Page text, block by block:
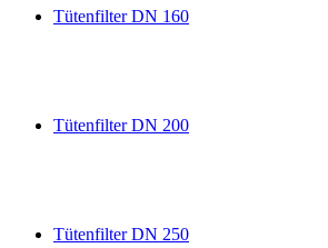
Tütenfilter DN 160
Tütenfilter DN 200
Tütenfilter DN 250